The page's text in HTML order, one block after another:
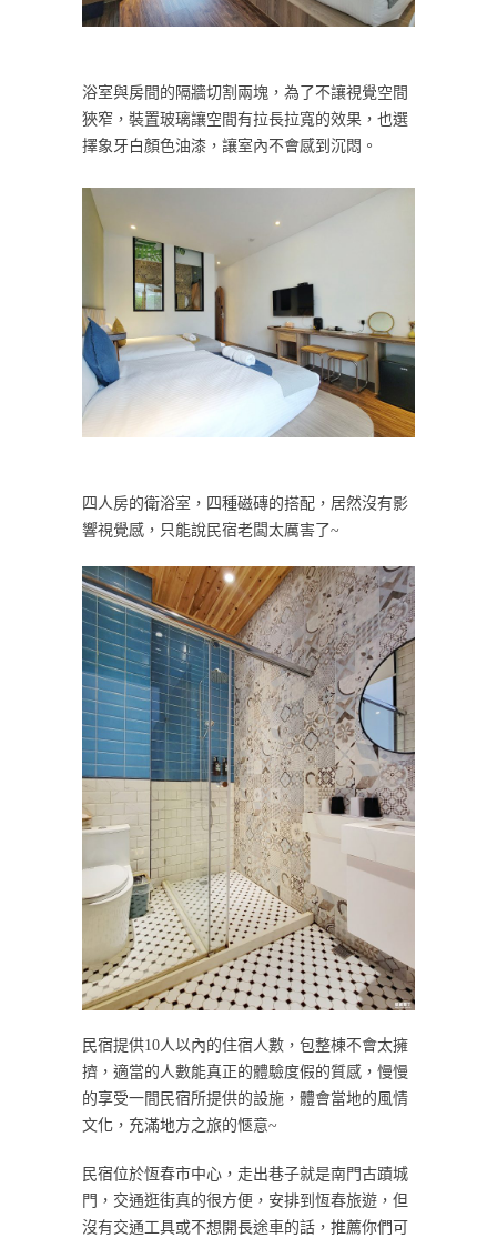
浴室與房間的隔牆切割兩塊，為了不讓視覺空間
狹窄，裝置玻璃讓空間有拉長拉寬的效果，也選
擇象牙白顏色油漆，讓室內不會感到沉悶。
四人房的衛浴室，四種磁磚的搭配，居然沒有影
響視覺感，只能說民宿老闆太厲害了~
民宿提供10人以內的住宿人數，包整棟不會太擁
擠，適當的人數能真正的體驗度假的質感，慢慢
的享受一間民宿所提供的設施，體會當地的風情
文化，充滿地方之旅的愜意~
民宿位於恆春市中心，走出巷子就是南門古蹟城
門，交通逛街真的很方便，安排到恆春旅遊，但
沒有交通工具或不想開長途車的話，推薦你們可